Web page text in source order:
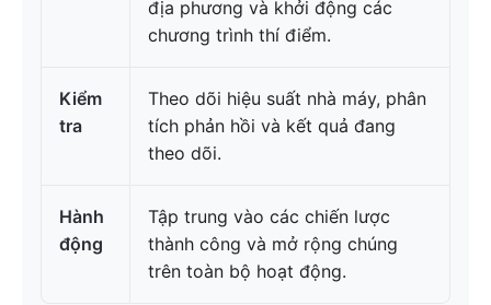
địa phương và khởi động các
chương trình thí điểm.
Kiểm
tra
Theo dõi hiệu suất nhà máy, phân
tích phản hồi và kết quả đang
theo dõi.
Hành
động
Tập trung vào các chiến lược
thành công và mở rộng chúng
trên toàn bộ hoạt động.